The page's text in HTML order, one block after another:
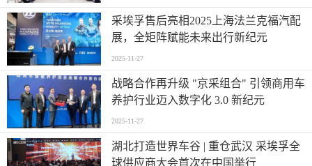
采埃孚售后亮相2025上海法兰克福汽配
展，全矩阵赋能未来出行新纪元
2025-11-27
战略合作再升级 "京采组合" 引领商用车
养护行业迈入数字化 3.0 新纪元
2025-11-27
湖北打造世界车谷 | 重仓武汉 采埃孚全
球供应商大会首次在中国举行